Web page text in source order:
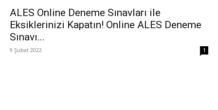
ALES Online Deneme Sınavları ile
Eksiklerinizi Kapatın! Online ALES Deneme
Sınavı...
9 Şubat 2022 1